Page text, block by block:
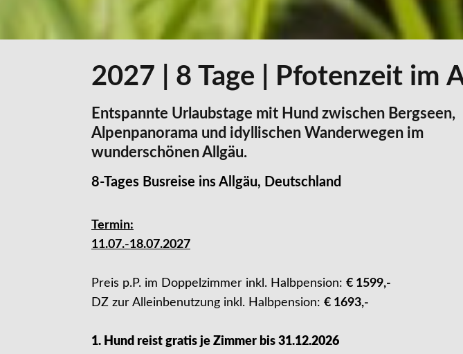
2027 | 8 Tage | Pfotenzeit im
Entspannte Urlaubstage mit Hund zwischen Bergseen,
Alpenpanorama und idyllischen Wanderwegen im
wunderschönen Allgäu.
8-Tages Busreise ins Allgäu, Deutschland
Termin:
11.07.-18.07.2027
Preis p.P. im Doppelzimmer inkl. Halbpension: € 1599,-
DZ zur Alleinbenutzung inkl. Halbpension: € 1693,-
1. Hund reist gratis je Zimmer bis 31.12.2026